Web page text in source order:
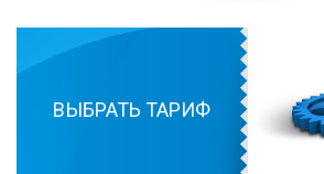
ВЫБРАТЬ ТАРИФ